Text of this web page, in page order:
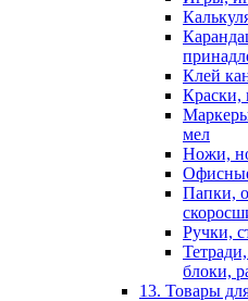
Клей
Краски,
мел
Ножи,
Папки,
Ручки,
блоки,
13. Товары